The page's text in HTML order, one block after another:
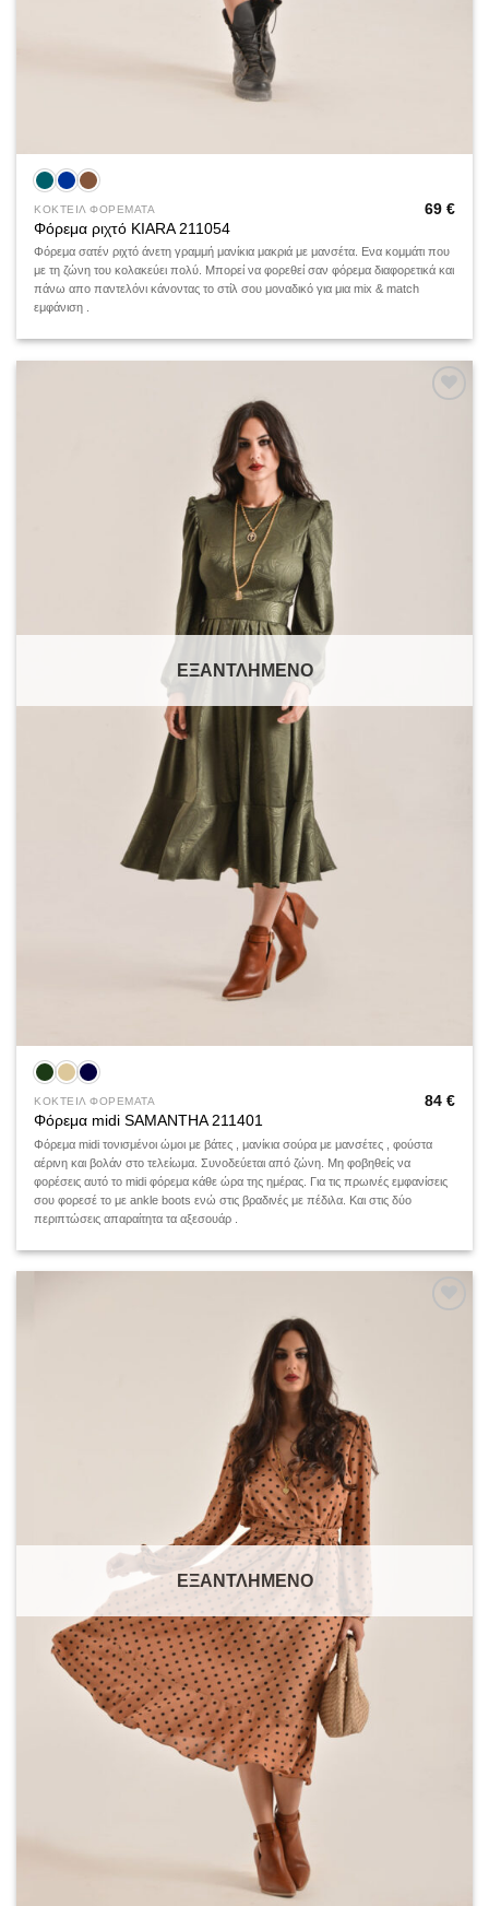
ΚΟΚΤΕΙΛ ΦΟΡΕΜΑΤΑ
Φόρεμα ριχτό KIARA 211054
69 €
Φόρεμα σατέν ριχτό άνετη γραμμή μανίκια μακριά με μανσέτα. Ενα κομμάτι που
με τη ζώνη του κολακεύει πολύ. Μπορεί να φορεθεί σαν φόρεμα διαφορετικά και
πάνω απο παντελόνι κάνοντας το στίλ σου μοναδικό για μια mix & match
εμφάνιση .
ΕΞΑΝΤΛΗΜΈΝΟ
ΚΟΚΤΕΙΛ ΦΟΡΕΜΑΤΑ
Φόρεμα midi SAMANTHA 211401
84 €
Φόρεμα midi τονισμένοι ώμοι με βάτες , μανίκια σούρα με μανσέτες , φούστα
αέρινη και βολάν στο τελείωμα. Συνοδεύεται από ζώνη. Μη φοβηθείς να
φορέσεις αυτό το midi φόρεμα κάθε ώρα της ημέρας. Για τις πρωινές εμφανίσεις
σου φορεσέ το με ankle boots ενώ στις βραδινές με πέδιλα. Και στις δύο
περιπτώσεις απαραίτητα τα αξεσουάρ .
ΕΞΑΝΤΛΗΜΈΝΟ